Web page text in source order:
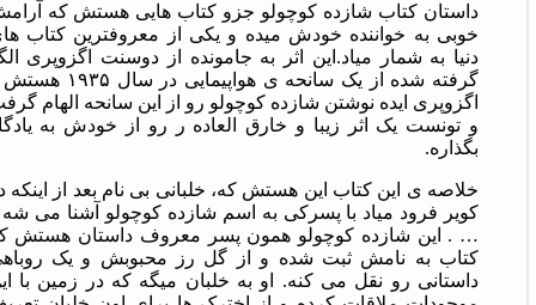
داستان کتاب شازده کوچولو جزو کتاب هایی هستش که
خوبی به خواننده خودش میده و یکی از معروفترین کتاب
دنیا به شمار میاد.این اثر به جامونده از دوسنت اگزوپری
گرفته شده از یک سانحه ی هواپیمایی در سال
اگزوپری ایده نوشتن شازده کوچولو رو از این سانحه الهام
و تونست یک اثر زیبا و خارق العاده ر رو از خودش به
بگذاره.
خلاصه ی این کتاب این هستش که، خلبانی بی نام بعد از اینکه
کویر فرود میاد با پسرکی به اسم شازده کوچولو آشنا می
… . این شازده کوچولو همون پسر معروف داستان هستش
کتاب به نامش ثبت شده و از گل رز محبوبش و یک
داستانی رو نقل می کنه. او به خلبان میگه که در زمین با